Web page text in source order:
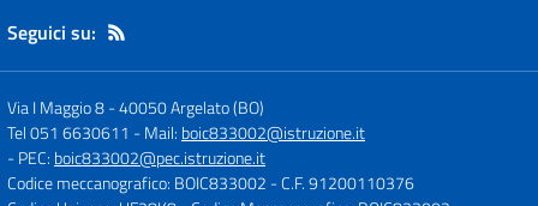
Seguici su:
Via I Maggio 8-40050 Argelato (BO)
Tel 051 6630611 - Mail: boic833002@istruzione.it
- PEC: boic833002@pec.istruzione.it
Codice meccanografico: BOIC833002 - C.F. 91200110376